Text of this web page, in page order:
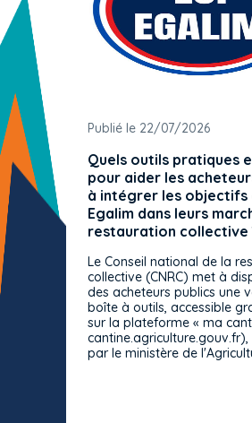
Publié le 22/07/2026
Quels outils pratiques
pour aider les
à intégrer les objectifs
Egalim dans leurs
restauration collective
Le Conseil national de la
collective (CNRC) met à
des acheteurs publics une
boîte à outils, accessible
sur la plateforme « ma
par le ministère de